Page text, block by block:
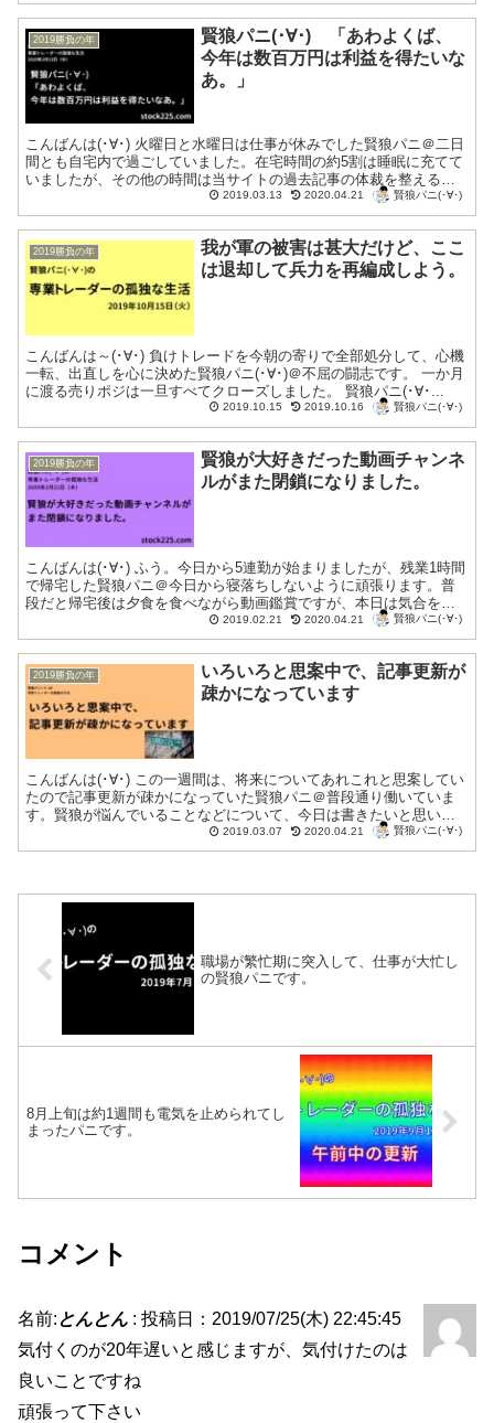
2019勝負の年
賢狼パニ(･∀･) 「あわよくば、
今年は数百万円は利益を得たいな
あ。」
こんばんは(･∀･) 火曜日と水曜日は仕事が休みでした賢狼パニ＠二日
間とも自宅内で過ごしていました。在宅時間の約5割は睡眠に充てて
いましたが、その他の時間は当サイトの過去記事の体裁を整える作
業などに費やしていました。 過去記...
2019.03.13 2020.04.21 賢狼パニ(･∀･)
2019勝負の年
我が軍の被害は甚大だけど、ここ
は退却して兵力を再編成しよう。
こんばんは～(･∀･) 負けトレードを今朝の寄りで全部処分して、心機
一転、出直しを心に決めた賢狼パニ(･∀･)＠不屈の闘志です。 一か月
に渡る売りポジは一旦すべてクローズしました。 賢狼パニ(･∀･...
2019.10.15 2019.10.16 賢狼パニ(･∀･)
2019勝負の年
賢狼が大好きだった動画チャンネ
ルがまた閉鎖になりました。
こんばんは(･∀･) ふう。今日から5連勤が始まりましたが、残業1時間
で帰宅した賢狼パニ＠今日から寝落ちしないように頑張ります。普
段だと帰宅後は夕食を食べながら動画鑑賞ですが、本日は気合を入
れてブログ更新を最優先にしています。...
2019.02.21 2020.04.21 賢狼パニ(･∀･)
2019勝負の年
いろいろと思案中で、記事更新が
疎かになっています
こんばんは(･∀･) この一週間は、将来についてあれこれと思案してい
たので記事更新が疎かになっていた賢狼パニ＠普段通り働いていま
す。賢狼が悩んでいることなどについて、今日は書きたいと思いま
す。 以前までの賢狼の価値観や考え方...
2019.03.07 2020.04.21 賢狼パニ(･∀･)
職場が繁忙期に突入して、仕事が大忙し
の賢狼パニです。
8月上旬は約1週間も電気を止められてし
まったパニです。
コメント
名前: とんとん : 投稿日：2019/07/25(木) 22:45:45
気付くのが20年遅いと感じますが、気付けたのは
良いことですね
頑張って下さい